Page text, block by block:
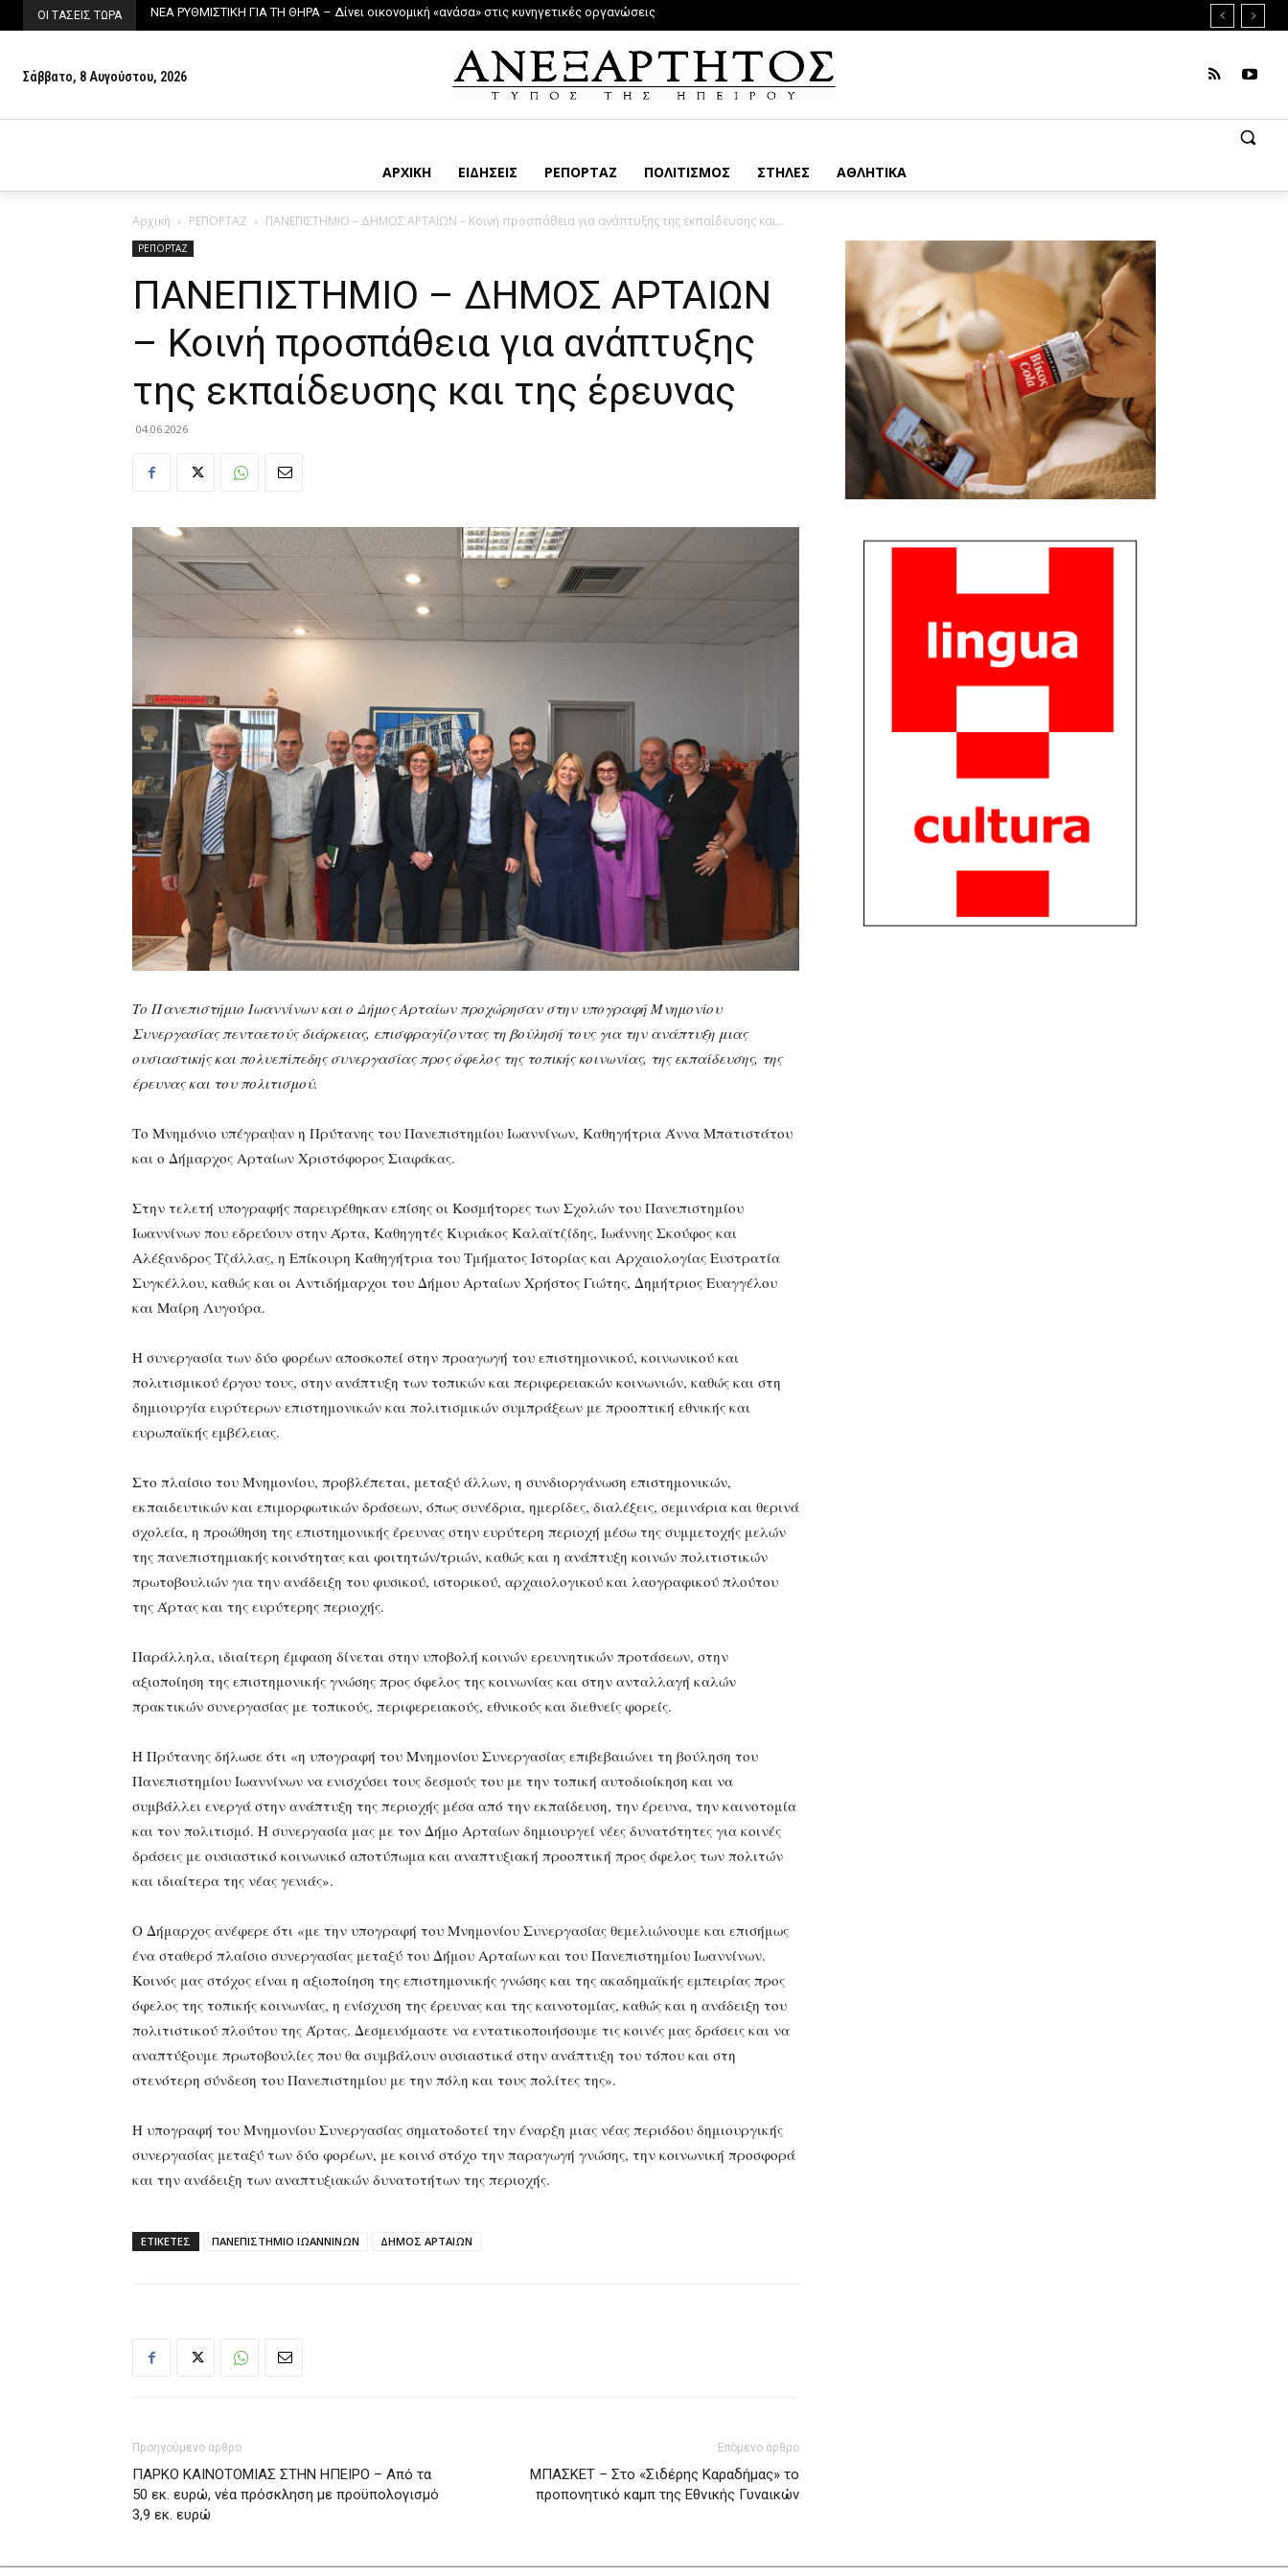
ΟΙ ΤΑΣΕΙΣ ΤΩΡΑ ΝΕΑ ΡΥΘΜΙΣΤΙΚΗ ΓΙΑ ΤΗ ΘΗΡΑ – Δίνει οικονομική «ανάσα» στις κυνηγετικές οργανώσεις
Σάββατο, 8 Αυγούστου, 2026
ΑΡΧΙΚΗ ΕΙΔΗΣΕΙΣ ΡΕΠΟΡΤΑΖ ΠΟΛΙΤΙΣΜΟΣ ΣΤΗΛΕΣ ΑΘΛΗΤΙΚΑ
Αρχική ΡΕΠΟΡΤΑΖ ΠΑΝΕΠΙΣΤΗΜΙΟ – ΔΗΜΟΣ ΑΡΤΑΙΩΝ – Κοινή προσπάθεια για ανάπτυξης της εκπαίδευσης και...
ΡΕΠΟΡΤΑΖ
ΠΑΝΕΠΙΣΤΗΜΙΟ – ΔΗΜΟΣ ΑΡΤΑΙΩΝ
– Κοινή προσπάθεια για ανάπτυξης
της εκπαίδευσης και της έρευνας
04.06.2026
Το Πανεπιστήμιο Ιωαννίνων και ο Δήμος Αρταίων προχώρησαν στην υπογραφή Μνημονίου
Συνεργασίας πενταετούς διάρκειας, επισφραγίζοντας τη βούλησή τους για την ανάπτυξη μιας
ουσιαστικής και πολυεπίπεδης συνεργασίας προς όφελος της τοπικής κοινωνίας, της εκπαίδευσης, της
έρευνας και του πολιτισμού.
Το Μνημόνιο υπέγραψαν η Πρύτανης του Πανεπιστημίου Ιωαννίνων, Καθηγήτρια Άννα Μπατιστάτου
και ο Δήμαρχος Αρταίων Χριστόφορος Σιαφάκας.
Στην τελετή υπογραφής παρευρέθηκαν επίσης οι Κοσμήτορες των Σχολών του Πανεπιστημίου
Ιωαννίνων που εδρεύουν στην Άρτα, Καθηγητές Κυριάκος Καλαϊτζίδης, Ιωάννης Σκούφος και
Αλέξανδρος Τζάλλας, η Επίκουρη Καθηγήτρια του Τμήματος Ιστορίας και Αρχαιολογίας Ευστρατία
Συγκέλλου, καθώς και οι Αντιδήμαρχοι του Δήμου Αρταίων Χρήστος Γιώτης, Δημήτριος Ευαγγέλου
και Μαίρη Λυγούρα.
Η συνεργασία των δύο φορέων αποσκοπεί στην προαγωγή του επιστημονικού, κοινωνικού και
πολιτισμικού έργου τους, στην ανάπτυξη των τοπικών και περιφερειακών κοινωνιών, καθώς και στη
δημιουργία ευρύτερων επιστημονικών και πολιτισμικών συμπράξεων με προοπτική εθνικής και
ευρωπαϊκής εμβέλειας.
Στο πλαίσιο του Μνημονίου, προβλέπεται, μεταξύ άλλων, η συνδιοργάνωση επιστημονικών,
εκπαιδευτικών και επιμορφωτικών δράσεων, όπως συνέδρια, ημερίδες, διαλέξεις, σεμινάρια και θερινά
σχολεία, η προώθηση της επιστημονικής έρευνας στην ευρύτερη περιοχή μέσω της συμμετοχής μελών
της πανεπιστημιακής κοινότητας και φοιτητών/τριών, καθώς και η ανάπτυξη κοινών πολιτιστικών
πρωτοβουλιών για την ανάδειξη του φυσικού, ιστορικού, αρχαιολογικού και λαογραφικού πλούτου
της Άρτας και της ευρύτερης περιοχής.
Παράλληλα, ιδιαίτερη έμφαση δίνεται στην υποβολή κοινών ερευνητικών προτάσεων, στην
αξιοποίηση της επιστημονικής γνώσης προς όφελος της κοινωνίας και στην ανταλλαγή καλών
πρακτικών συνεργασίας με τοπικούς, περιφερειακούς, εθνικούς και διεθνείς φορείς.
Η Πρύτανης δήλωσε ότι «η υπογραφή του Μνημονίου Συνεργασίας επιβεβαιώνει τη βούληση του
Πανεπιστημίου Ιωαννίνων να ενισχύσει τους δεσμούς του με την τοπική αυτοδιοίκηση και να
συμβάλλει ενεργά στην ανάπτυξη της περιοχής μέσα από την εκπαίδευση, την έρευνα, την καινοτομία
και τον πολιτισμό. Η συνεργασία μας με τον Δήμο Αρταίων δημιουργεί νέες δυνατότητες για κοινές
δράσεις με ουσιαστικό κοινωνικό αποτύπωμα και αναπτυξιακή προοπτική προς όφελος των πολιτών
και ιδιαίτερα της νέας γενιάς».
Ο Δήμαρχος ανέφερε ότι «με την υπογραφή του Μνημονίου Συνεργασίας θεμελιώνουμε και επισήμως
ένα σταθερό πλαίσιο συνεργασίας μεταξύ του Δήμου Αρταίων και του Πανεπιστημίου Ιωαννίνων.
Κοινός μας στόχος είναι η αξιοποίηση της επιστημονικής γνώσης και της ακαδημαϊκής εμπειρίας προς
όφελος της τοπικής κοινωνίας, η ενίσχυση της έρευνας και της καινοτομίας, καθώς και η ανάδειξη του
πολιτιστικού πλούτου της Άρτας. Δεσμευόμαστε να εντατικοποιήσουμε τις κοινές μας δράσεις και να
αναπτύξουμε πρωτοβουλίες που θα συμβάλουν ουσιαστικά στην ανάπτυξη του τόπου και στη
στενότερη σύνδεση του Πανεπιστημίου με την πόλη και τους πολίτες της».
Η υπογραφή του Μνημονίου Συνεργασίας σηματοδοτεί την έναρξη μιας νέας περιόδου δημιουργικής
συνεργασίας μεταξύ των δύο φορέων, με κοινό στόχο την παραγωγή γνώσης, την κοινωνική προσφορά
και την ανάδειξη των αναπτυξιακών δυνατοτήτων της περιοχής.
ΕΤΙΚΕΤΕΣ ΠΑΝΕΠΙΣΤΗΜΙΟ ΙΩΑΝΝΙΝΩΝ ΔΗΜΟΣ ΑΡΤΑΙΩΝ
Προηγούμενο άρθρο
ΠΑΡΚΟ ΚΑΙΝΟΤΟΜΙΑΣ ΣΤΗΝ ΗΠΕΙΡΟ – Από τα
50 εκ. ευρώ, νέα πρόσκληση με προϋπολογισμό
3,9 εκ. ευρώ
Επόμενο άρθρο
ΜΠΑΣΚΕΤ – Στο «Σιδέρης Καραδήμας» το
προπονητικό καμπ της Εθνικής Γυναικών